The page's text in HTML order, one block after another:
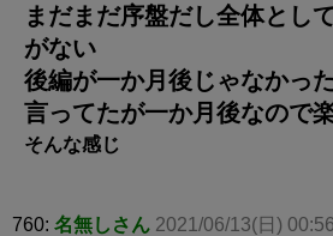
まだまだ序盤だし全体とし
がない
後編が一か月後じゃなかっ
言ってたが一か月後なので
そんな感じ
760: 名無しさん 2021/06/13(日)